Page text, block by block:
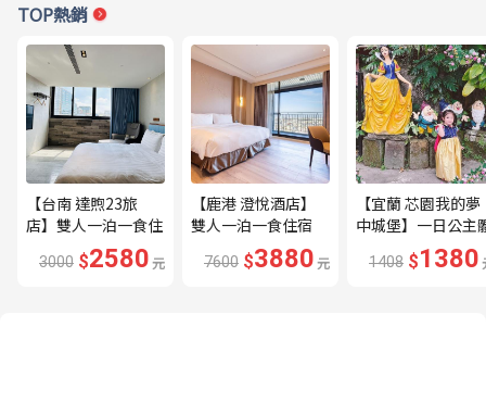
TOP熱銷
【台南 達煦23旅
店】雙人一泊一食住
宿券---🔥近海安路
商圈🔥
3000 $2580元
【鹿港 澄悅酒店】
雙人一泊一食住宿
券---🔥平日限量升
等家庭房、贈兩小🔥
7600 $3880元
【宜蘭 芯園我的夢
中城堡】一日公主
驗券---🔥含歐式下
午茶及換裝🔥
1408 $1380